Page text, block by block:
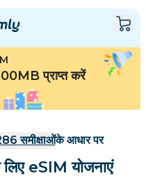
प्राप्त करें
समीक्षाओंके आधार पर
लिए eSIM योजनाएं